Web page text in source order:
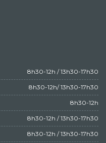
8h30-12h / 13h30-17h30
8h30-12h/ 13h30-17h30
8h30-12h
8h30-12h / 13h30-17h30
8h30-12h / 13h30-17h30